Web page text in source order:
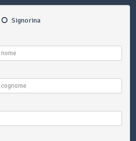
Signorina